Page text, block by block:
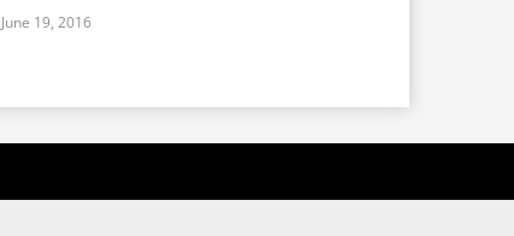
June 19, 2016